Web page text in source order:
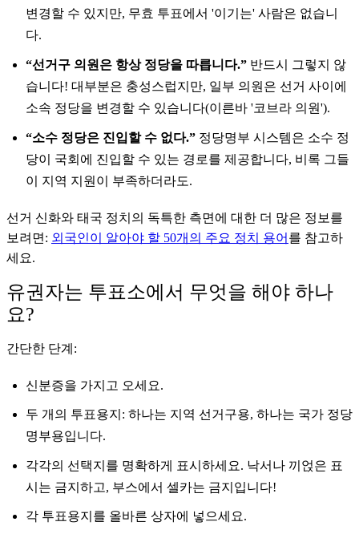
변경할 수 있지만, 무효 투표에서 '이기는' 사람은 없습니
다.
“선거구 의원은 항상 정당을 따릅니다.” 반드시 그렇지 않
습니다! 대부분은 충성스럽지만, 일부 의원은 선거 사이에
소속 정당을 변경할 수 있습니다(이른바 '코브라 의원').
“소수 정당은 진입할 수 없다.” 정당명부 시스템은 소수 정
당이 국회에 진입할 수 있는 경로를 제공합니다, 비록 그들
이 지역 지원이 부족하더라도.
선거 신화와 태국 정치의 독특한 측면에 대한 더 많은 정보를
보려면: 외국인이 알아야 할 50개의 주요 정치 용어 를 참고하
세요.
유권자는 투표소에서 무엇을 해야 하나
요?
간단한 단계:
신분증을 가지고 오세요.
두 개의 투표용지: 하나는 지역 선거구용, 하나는 국가 정당
명부용입니다.
각각의 선택지를 명확하게 표시하세요. 낙서나 끼얹은 표
시는 금지하고, 부스에서 셀카는 금지입니다!
각 투표용지를 올바른 상자에 넣으세요.